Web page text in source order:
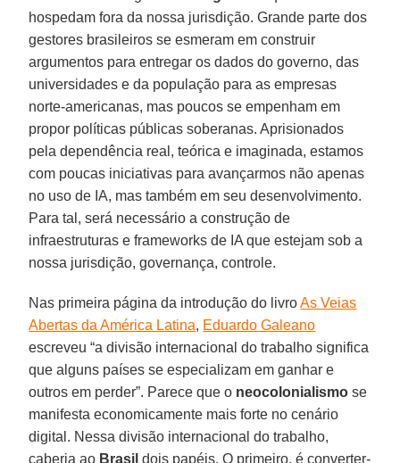
hospedam fora da nossa jurisdição. Grande parte dos
gestores brasileiros se esmeram em construir
argumentos para entregar os dados do governo, das
universidades e da população para as empresas
norte-americanas, mas poucos se empenham em
propor políticas públicas soberanas. Aprisionados
pela dependência real, teórica e imaginada, estamos
com poucas iniciativas para avançarmos não apenas
no uso de IA, mas também em seu desenvolvimento.
Para tal, será necessário a construção de
infraestruturas e frameworks de IA que estejam sob a
nossa jurisdição, governança, controle.
Nas primeira página da introdução do livroAs Veias
Abertas da América Latina, Eduardo Galeano
escreveu “a divisão internacional do trabalho significa
que alguns países se especializam em ganhar e
outros em perder”. Parece que o neocolonialismo se
manifesta economicamente mais forte no cenário
digital. Nessa divisão internacional do trabalho,
caberia ao Brasil dois papéis. O primeiro, é converter-